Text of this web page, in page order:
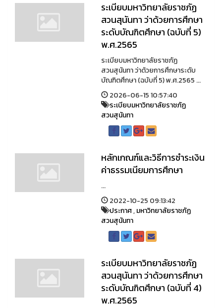
ระเบียบมหาวิทยาลัยราชภัฏ
สวนสุนันทา ว่าด้วยการศึกษา
ระดับบัณฑิตศึกษา (ฉบับที่ 5)
พ.ศ.2565
ระเบียบมหาวิทยาลัยราชภัฏ
สวนสุนันทา ว่าด้วยการศึกษาระดับ
บัณฑิตศึกษา (ฉบับที่ 5) พ.ศ.2565 ...
2026-06-15 10:57:40
ระเบียบมหาวิทยาลัยราชภัฏ
สวนสุนันทา
หลักเกณฑ์และวิธีการชำระเงิน
ค่าธรรมเนียมการศึกษา
...
2022-10-25 09:13:42
ประกาศ,มหาวิทยาลัยราชภัฏ
สวนสุนันทา
ระเบียบมหาวิทยาลัยราชภัฏ
สวนสุนันทา ว่าด้วยการศึกษา
ระดับบัณฑิตศึกษา (ฉบับที่ 4)
พ.ศ.2565